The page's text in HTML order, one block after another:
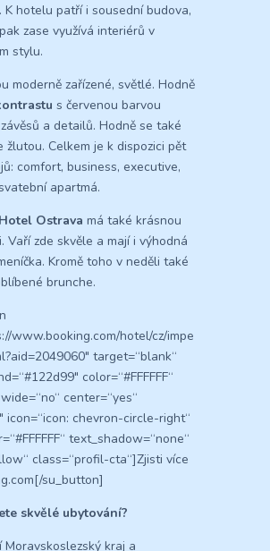
K hotelu patří i sousední budova,
zase využívá interiérů v
stylu.
moderně zařízené, světlé. Hodně
s červenou barvou
a detailů. Hodně se také
žlutou. Celkem je k dispozici pět
comfort, business, executive,
apartmá.
Ostrava má také krásnou
Vaří zde skvěle a mají i výhodná
Kromě toho v neděli také
brunche.
www.booking.com/hotel/cz/impe
target=“blank“
color=“#FFFFFF“
center=“yes“
icon=“icon: chevron-circle-right“
text_shadow=“none“
class=“profil-cta“]Zjisti více
su_button]
skvělé ubytování?
Moravskoslezský kraj a